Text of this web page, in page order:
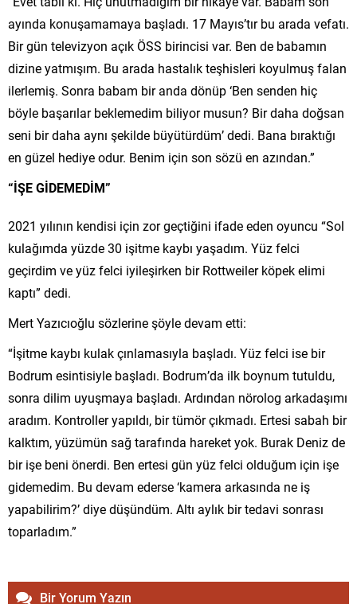
ayında konuşamamaya başladı. 17 Mayıs’tır bu arada vefatı.
Bir gün televizyon açık ÖSS birincisi var. Ben de babamın
dizine yatmışım. Bu arada hastalık teşhisleri koyulmuş falan
ilerlemiş. Sonra babam bir anda dönüp ‘Ben senden hiç
böyle başarılar beklemedim biliyor musun? Bir daha doğsan
seni bir daha aynı şekilde büyütürdüm’ dedi. Bana bıraktığı
en güzel hediye odur. Benim için son sözü en azından.”
“İŞE GİDEMEDİM”
2021 yılının kendisi için zor geçtiğini ifade eden oyuncu “Sol
kulağımda yüzde 30 işitme kaybı yaşadım. Yüz felci
geçirdim ve yüz felci iyileşirken bir Rottweiler köpek elimi
kaptı” dedi.
Mert Yazıcıoğlu sözlerine şöyle devam etti:
“İşitme kaybı kulak çınlamasıyla başladı. Yüz felci ise bir
Bodrum esintisiyle başladı. Bodrum’da ilk boynum tutuldu,
sonra dilim uyuşmaya başladı. Ardından nörolog arkadaşımı
aradım. Kontroller yapıldı, bir tümör çıkmadı. Ertesi sabah bir
kalktım, yüzümün sağ tarafında hareket yok. Burak Deniz de
bir işe beni önerdi. Ben ertesi gün yüz felci olduğum için işe
gidemedim. Bu devam ederse ‘kamera arkasında ne iş
yapabilirim?’ diye düşündüm. Altı aylık bir tedavi sonrası
toparladım.”
Bir Yorum Yazın